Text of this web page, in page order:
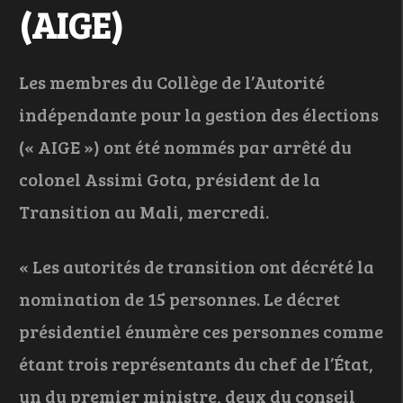
(AIGE)
Les membres du Collège de l’Autorité
indépendante pour la gestion des élections
(« AIGE ») ont été nommés par arrêté du
colonel Assimi Gota, président de la
Transition au Mali, mercredi.
« Les autorités de transition ont décrété la
nomination de 15 personnes. Le décret
présidentiel énumère ces personnes comme
étant trois représentants du chef de l’État,
un du premier ministre, deux du conseil